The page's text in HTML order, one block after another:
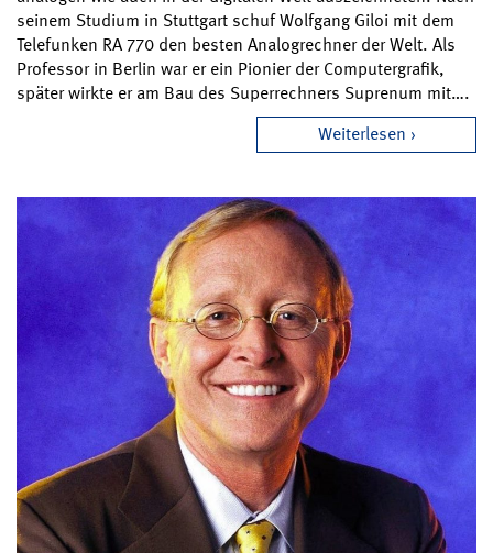
seinem Studium in Stuttgart schuf Wolfgang Giloi mit dem
Telefunken RA 770 den besten Analogrechner der Welt. Als
Professor in Berlin war er ein Pionier der Computergrafik,
später wirkte er am Bau des Superrechners Suprenum mit….
Weiterlesen